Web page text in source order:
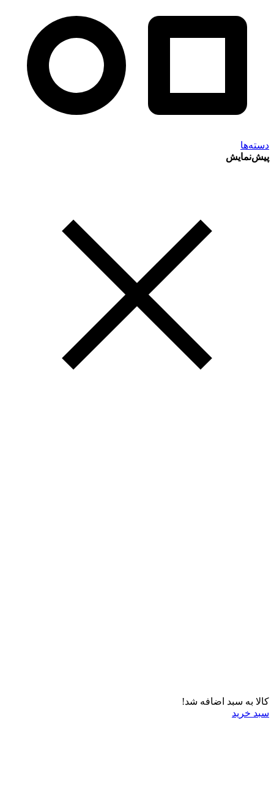
دسته‌ها
پیش‌نمایش
کالا به سبد اضافه شد!
سبد خرید